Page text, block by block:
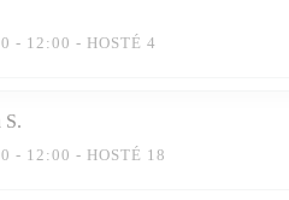
- 12:00 - HOSTÉ 4
S
- 12:00 - HOSTÉ 18